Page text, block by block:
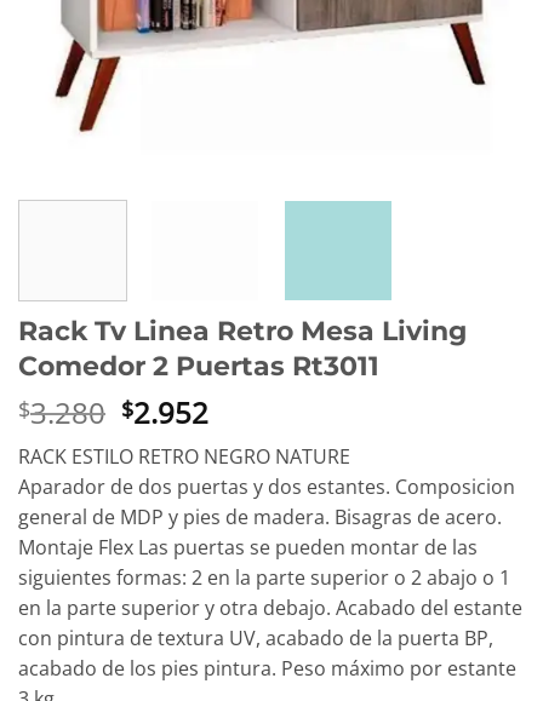
Rack Tv Linea Retro Mesa Living
Comedor 2 Puertas Rt3011
$3.280 El
precio
original
era:
$3.280.
$2.952El
precio
actual
es:
$2.952.
RACK ESTILO RETRO NEGRO NATURE
Aparador de dos puertas y dos estantes. Composicion
general de MDP y pies de madera. Bisagras de acero.
Montaje Flex Las puertas se pueden montar de las
siguientes formas: 2 en la parte superior o 2 abajo o 1
en la parte superior y otra debajo. Acabado del estante
con pintura de textura UV, acabado de la puerta BP,
acabado de los pies pintura. Peso máximo por estante